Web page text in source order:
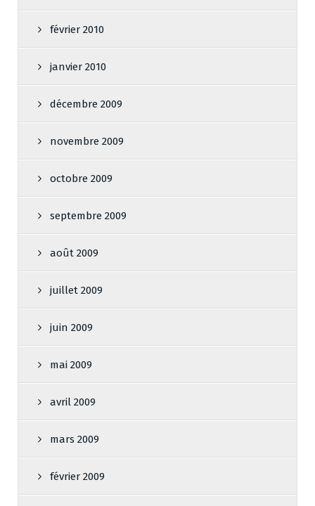
février 2010
janvier 2010
décembre 2009
novembre 2009
octobre 2009
septembre 2009
août 2009
juillet 2009
juin 2009
mai 2009
avril 2009
mars 2009
février 2009